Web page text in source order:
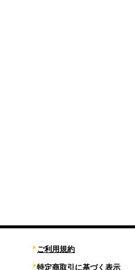
ご利用規約
特定商取引に基づく表示